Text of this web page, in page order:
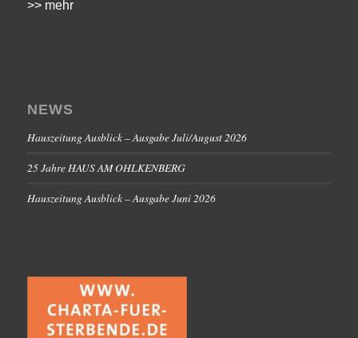
>> mehr
NEWS
Hauszeitung Ausblick – Ausgabe Juli/August 2026
25 Jahre HAUS AM OHLKENBERG
Hauszeitung Ausblick – Ausgabe Juni 2026